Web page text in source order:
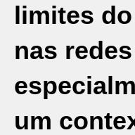
limites
nas
um